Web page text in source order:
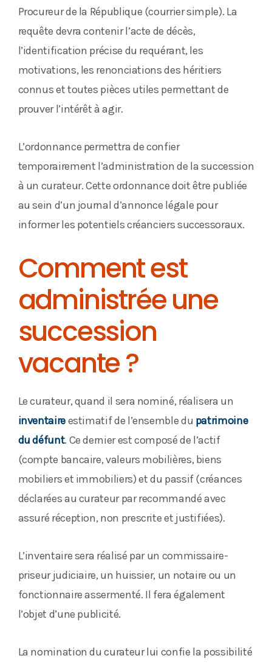
Procureur de la République (courrier simple). La
requête devra contenir l’acte de décès,
l’identification précise du requérant, les
motivations, les renonciations des héritiers
connus et toutes pièces utiles permettant de
prouver l’intérêt à agir.
L’ordonnance permettra de confier
temporairement l’administration de la succession
à un curateur. Cette ordonnance doit être publiée
au sein d’un journal d’annonce légale pour
informer les potentiels créanciers successoraux.
Comment est
administrée une
succession
vacante ?
Le curateur, quand il sera nominé, réalisera un
inventaireestimatif de l’ensemble du patrimoine
du défunt. Ce dernier est composé de l’actif
(compte bancaire, valeurs mobilières, biens
mobiliers et immobiliers) et du passif (créances
déclarées au curateur par recommandé avec
assuré réception, non prescrite et justifiées).
L’inventaire sera réalisé par un commissaire-
priseur judiciaire, un huissier, un notaire ou un
fonctionnaire assermenté. Il fera également
l’objet d’une publicité.
La nomination du curateur lui confie la possibilité